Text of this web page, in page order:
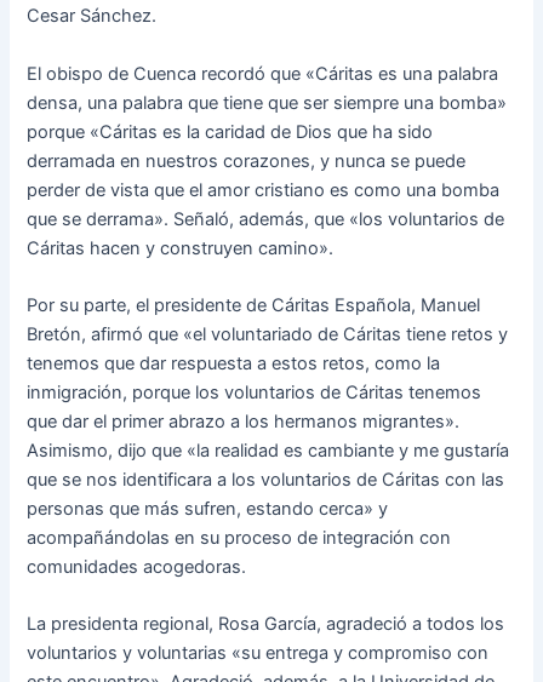
Cesar Sánchez.
El obispo de Cuenca recordó que «Cáritas es una palabra
densa, una palabra que tiene que ser siempre una bomba»
porque «Cáritas es la caridad de Dios que ha sido
derramada en nuestros corazones, y nunca se puede
perder de vista que el amor cristiano es como una bomba
que se derrama». Señaló, además, que «los voluntarios de
Cáritas hacen y construyen camino».
Por su parte, el presidente de Cáritas Española, Manuel
Bretón, afirmó que «el voluntariado de Cáritas tiene retos y
tenemos que dar respuesta a estos retos, como la
inmigración, porque los voluntarios de Cáritas tenemos
que dar el primer abrazo a los hermanos migrantes».
Asimismo, dijo que «la realidad es cambiante y me gustaría
que se nos identificara a los voluntarios de Cáritas con las
personas que más sufren, estando cerca» y
acompañándolas en su proceso de integración con
comunidades acogedoras.
La presidenta regional, Rosa García, agradeció a todos los
voluntarios y voluntarias «su entrega y compromiso con